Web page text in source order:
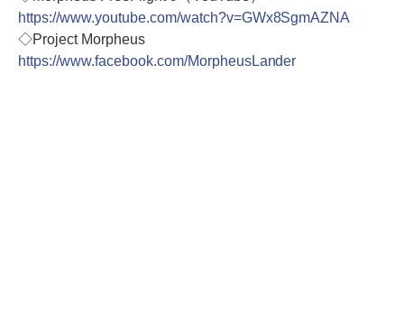
https://www.youtube.com/watch?v=GWx8SgmAZNA
◇Project Morpheus
https://www.facebook.com/MorpheusLander